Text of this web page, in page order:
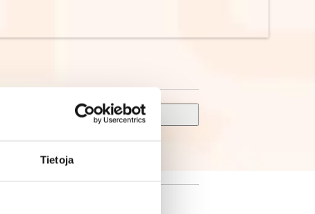
Tietoja
Search